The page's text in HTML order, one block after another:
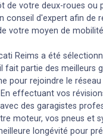
de votre deux-roues ou
conseil d'expert afin de
votre moyen de
Reims a été
fait partie des meilleurs
pour rejoindre le
effectuant vos
des garagistes
moteur, vos pneus et
longévité pour